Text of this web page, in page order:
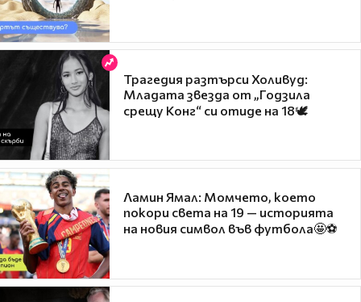
Трагедия разтърси Холивуд:
Младата звезда от „Годзила
срещу Конг“ си отиде на 18🕊️
Ламин Ямал: Момчето, което
покори света на 19 — историята
на новия символ във футбола🤩⚽